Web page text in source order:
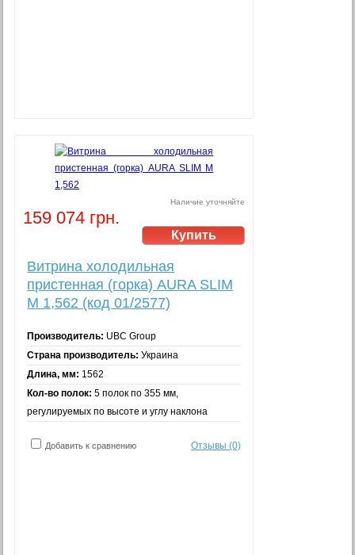
159 074 грн.
Наличие уточняйте
Витрина холодильная
пристенная (горка) AURA SLIM
M 1,562 (код 01/2577)
Производитель: UBC Group
Страна производитель: Украина
Длина, мм: 1562
Кол-во полок: 5 полок по 355 мм,
регулируемых по высоте и углу наклона
Добавить к сравнению Отзывы (0)